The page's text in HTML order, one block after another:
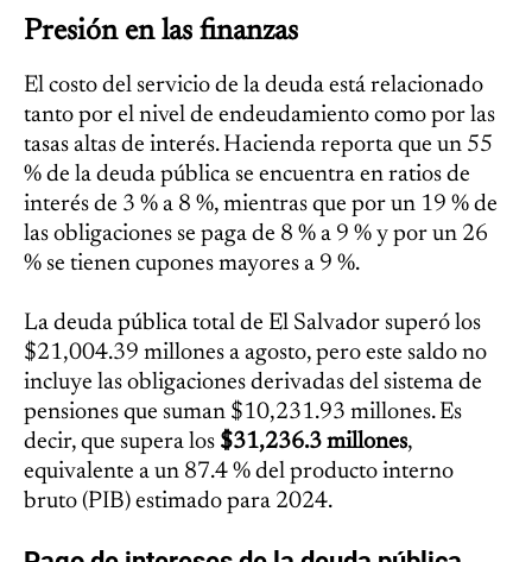
Presión en las finanzas
El costo del servicio de la deuda está relacionado
tanto por el nivel de endeudamiento como por las
tasas altas de interés. Hacienda reporta que un 55
% de la deuda pública se encuentra en ratios de
interés de 3 % a 8 %, mientras que por un 19 % de
las obligaciones se paga de 8 % a 9 % y por un 26
% se tienen cupones mayores a 9 %.
La deuda pública total de El Salvador superó los
$21,004.39 millones a agosto, pero este saldo no
incluye las obligaciones derivadas del sistema de
pensiones que suman $10,231.93 millones. Es
decir, que supera los $31,236.3 millones,
equivalente a un 87.4 % del producto interno
bruto (PIB) estimado para 2024.